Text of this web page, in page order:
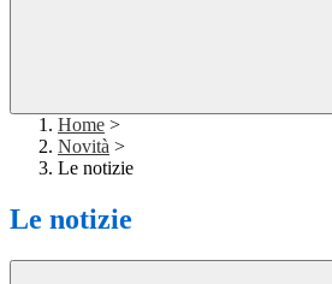
Home >
Novità >
Le notizie
Le notizie